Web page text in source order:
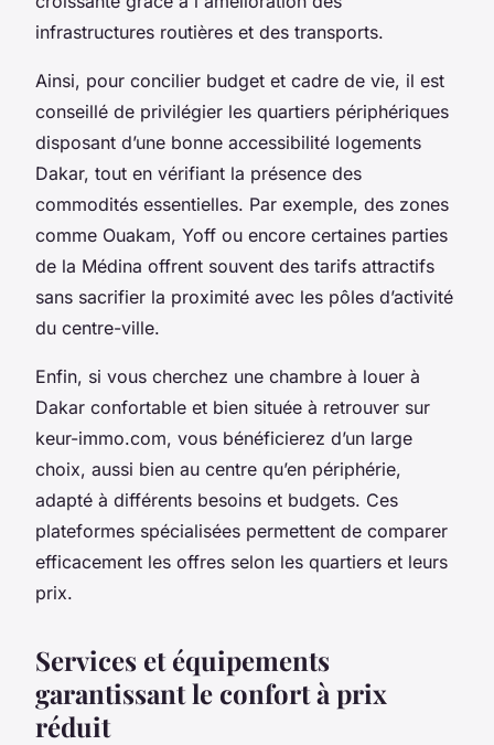
infrastructures routières et des transports.
Ainsi, pour concilier budget et cadre de vie, il est
conseillé de privilégier les quartiers périphériques
disposant d’une bonne accessibilité logements
Dakar, tout en vérifiant la présence des
commodités essentielles. Par exemple, des zones
comme Ouakam, Yoff ou encore certaines parties
de la Médina offrent souvent des tarifs attractifs
sans sacrifier la proximité avec les pôles d’activité
du centre-ville.
Enfin, si vous cherchez une chambre à louer à
Dakar confortable et bien située à retrouver sur
keur-immo.com, vous bénéficierez d’un large
choix, aussi bien au centre qu’en périphérie,
adapté à différents besoins et budgets. Ces
plateformes spécialisées permettent de comparer
efficacement les offres selon les quartiers et leurs
prix.
Services et équipements
garantissant le confort à prix
réduit